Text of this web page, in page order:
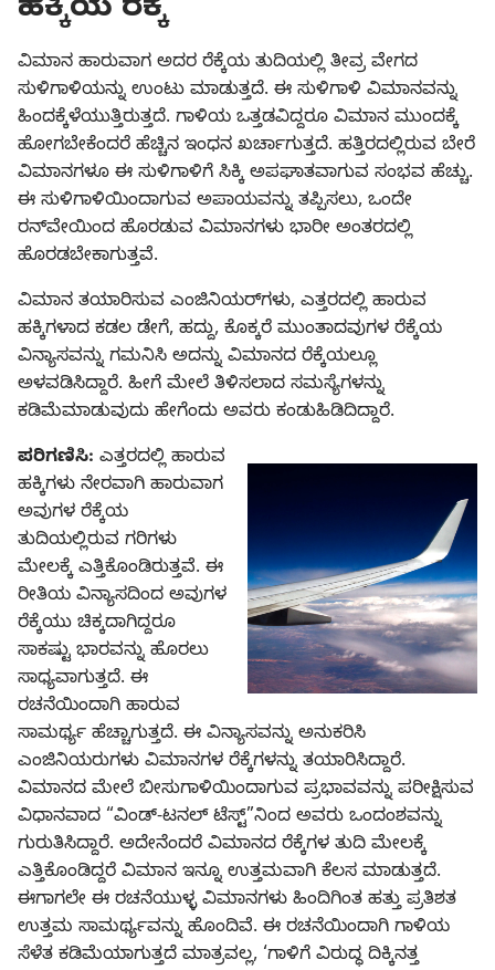
ಹಕ್ಕಿಯ ರೆಕ್ಕೆ
ವಿಮಾನ ಹಾರುವಾಗ ಅದರ ರೆಕ್ಕೆಯ ತುದಿಯಲ್ಲಿ ತೀವ್ರ ವೇಗದ
ಸುಳಿಗಾಳಿಯನ್ನು ಉಂಟು ಮಾಡುತ್ತದೆ. ಈ ಸುಳಿಗಾಳಿ ವಿಮಾನವನ್ನು
ಹಿಂದಕ್ಕೆಳೆಯುತ್ತಿರುತ್ತದೆ. ಗಾಳಿಯ ಒತ್ತಡವಿದ್ದರೂ ವಿಮಾನ ಮುಂದಕ್ಕೆ
ಹೋಗಬೇಕೆಂದರೆ ಹೆಚ್ಚಿನ ಇಂಧನ ಖರ್ಚಾಗುತ್ತದೆ. ಹತ್ತಿರದಲ್ಲಿರುವ ಬೇರೆ
ವಿಮಾನಗಳೂ ಈ ಸುಳಿಗಾಳಿಗೆ ಸಿಕ್ಕಿ ಅಪಘಾತವಾಗುವ ಸಂಭವ ಹೆಚ್ಚು.
ಈ ಸುಳಿಗಾಳಿಯಿಂದಾಗುವ ಅಪಾಯವನ್ನು ತಪ್ಪಿಸಲು, ಒಂದೇ
ರನ್‌ವೇಯಿಂದ ಹೊರಡುವ ವಿಮಾನಗಳು ಭಾರೀ ಅಂತರದಲ್ಲಿ
ಹೊರಡಬೇಕಾಗುತ್ತವೆ.
ವಿಮಾನ ತಯಾರಿಸುವ ಎಂಜಿನಿಯರ್‌ಗಳು, ಎತ್ತರದಲ್ಲಿ ಹಾರುವ
ಹಕ್ಕಿಗಳಾದ ಕಡಲ ಡೇಗೆ, ಹದ್ದು, ಕೊಕ್ಕರೆ ಮುಂತಾದವುಗಳ ರೆಕ್ಕೆಯ
ವಿನ್ಯಾಸವನ್ನು ಗಮನಿಸಿ ಅದನ್ನು ವಿಮಾನದ ರೆಕ್ಕೆಯಲ್ಲೂ
ಅಳವಡಿಸಿದ್ದಾರೆ. ಹೀಗೆ ಮೇಲೆ ತಿಳಿಸಲಾದ ಸಮಸ್ಯೆಗಳನ್ನು
ಕಡಿಮೆಮಾಡುವುದು ಹೇಗೆಂದು ಅವರು ಕಂಡುಹಿಡಿದಿದ್ದಾರೆ.
ಪರಿಗಣಿಸಿ: ಎತ್ತರದಲ್ಲಿ ಹಾರುವ
ಹಕ್ಕಿಗಳು ನೇರವಾಗಿ ಹಾರುವಾಗ
ಅವುಗಳ ರೆಕ್ಕೆಯ
ತುದಿಯಲ್ಲಿರುವ ಗರಿಗಳು
ಮೇಲಕ್ಕೆ ಎತ್ತಿಕೊಂಡಿರುತ್ತವೆ. ಈ
ರೀತಿಯ ವಿನ್ಯಾಸದಿಂದ ಅವುಗಳ
ರೆಕ್ಕೆಯು ಚಿಕ್ಕದಾಗಿದ್ದರೂ
ಸಾಕಷ್ಟು ಭಾರವನ್ನು ಹೊರಲು
ಸಾಧ್ಯವಾಗುತ್ತದೆ. ಈ
ರಚನೆಯಿಂದಾಗಿ ಹಾರುವ
ಸಾಮರ್ಥ್ಯ ಹೆಚ್ಚಾಗುತ್ತದೆ. ಈ ವಿನ್ಯಾಸವನ್ನು ಅನುಕರಿಸಿ
ಎಂಜಿನಿಯರುಗಳು ವಿಮಾನಗಳ ರೆಕ್ಕೆಗಳನ್ನು ತಯಾರಿಸಿದ್ದಾರೆ.
ವಿಮಾನದ ಮೇಲೆ ಬೀಸುಗಾಳಿಯಿಂದಾಗುವ ಪ್ರಭಾವವನ್ನು ಪರೀಕ್ಷಿಸುವ
ವಿಧಾನವಾದ “ವಿಂಡ್-ಟನಲ್‌ ಟೆಸ್ಟ್‌”ನಿಂದ ಅವರು ಒಂದಂಶವನ್ನು
ಗುರುತಿಸಿದ್ದಾರೆ. ಅದೇನೆಂದರೆ ವಿಮಾನದ ರೆಕ್ಕೆಗಳ ತುದಿ ಮೇಲಕ್ಕೆ
ಎತ್ತಿಕೊಂಡಿದ್ದರೆ ವಿಮಾನ ಇನ್ನೂ ಉತ್ತಮವಾಗಿ ಕೆಲಸ ಮಾಡುತ್ತದೆ.
ಈಗಾಗಲೇ ಈ ರಚನೆಯುಳ್ಳ ವಿಮಾನಗಳು ಹಿಂದಿಗಿಂತ ಹತ್ತು ಪ್ರತಿಶತ
ಉತ್ತಮ ಸಾಮರ್ಥ್ಯವನ್ನು ಹೊಂದಿವೆ. ಈ ರಚನೆಯಿಂದಾಗಿ ಗಾಳಿಯ
ಸೆಳೆತ ಕಡಿಮೆಯಾಗುತ್ತದೆ ಮಾತ್ರವಲ್ಲ, ‘ಗಾಳಿಗೆ ವಿರುದ್ಧ ದಿಕ್ಕಿನತ್ತ